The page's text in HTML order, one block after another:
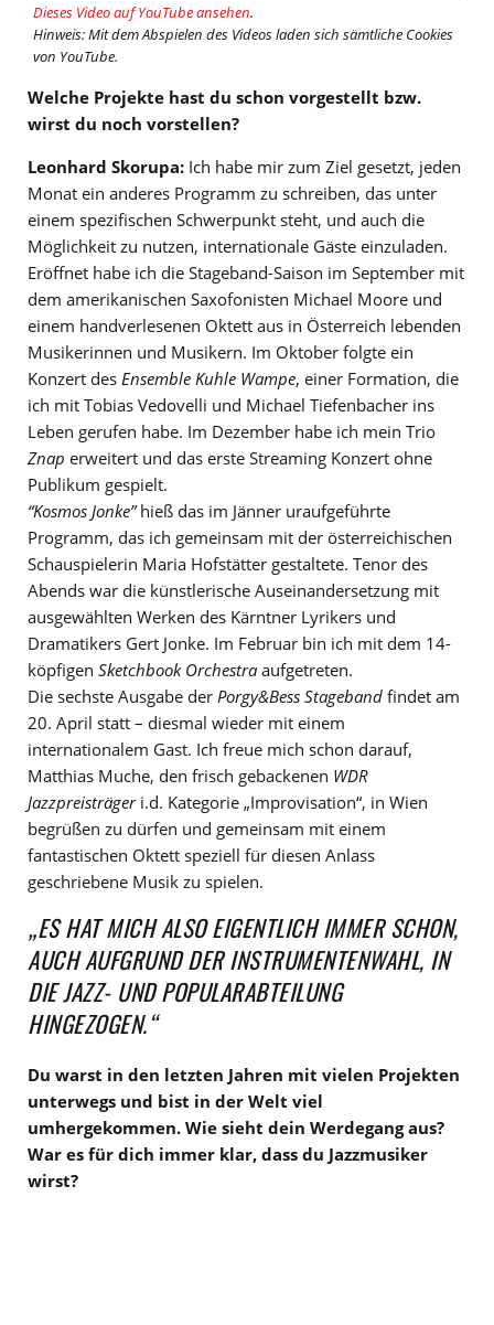
Dieses Video auf YouTube ansehen.
Hinweis: Mit dem Abspielen des Videos laden sich sämtliche Cookies
von YouTube.
Welche Projekte hast du schon vorgestellt bzw.
wirst du noch vorstellen?
Leonhard Skorupa: Ich habe mir zum Ziel gesetzt, jeden
Monat ein anderes Programm zu schreiben, das unter
einem spezifischen Schwerpunkt steht, und auch die
Möglichkeit zu nutzen, internationale Gäste einzuladen.
Eröffnet habe ich die Stageband-Saison im September mit
dem amerikanischen Saxofonisten Michael Moore und
einem handverlesenen Oktett aus in Österreich lebenden
Musikerinnen und Musikern. Im Oktober folgte ein
Konzert des Ensemble Kuhle Wampe, einer Formation, die
ich mit Tobias Vedovelli und Michael Tiefenbacher ins
Leben gerufen habe. Im Dezember habe ich mein Trio
Znap erweitert und das erste Streaming Konzert ohne
Publikum gespielt.
“Kosmos Jonke”hieß das im Jänner uraufgeführte
Programm, das ich gemeinsam mit der österreichischen
Schauspielerin Maria Hofstätter gestaltete. Tenor des
Abends war die künstlerische Auseinandersetzung mit
ausgewählten Werken des Kärntner Lyrikers und
Dramatikers Gert Jonke. Im Februar bin ich mit dem 14-
köpfigen Sketchbook Orchestra aufgetreten.
Die sechste Ausgabe der Porgy&Bess Stageband findet am
20. April statt – diesmal wieder mit einem
internationalem Gast. Ich freue mich schon darauf,
Matthias Muche, den frisch gebackenen WDR
Jazzpreisträgeri.d. Kategorie „Improvisation“, in Wien
begrüßen zu dürfen und gemeinsam mit einem
fantastischen Oktett speziell für diesen Anlass
geschriebene Musik zu spielen.
„ES HAT MICH ALSO EIGENTLICH IMMER SCHON,
AUCH AUFGRUND DER INSTRUMENTENWAHL, IN
DIE JAZZ- UND POPULARABTEILUNG
HINGEZOGEN.“
Du warst in den letzten Jahren mit vielen Projekten
unterwegs und bist in der Welt viel
umhergekommen. Wie sieht dein Werdegang aus?
War es für dich immer klar, dass du Jazzmusiker
wirst?